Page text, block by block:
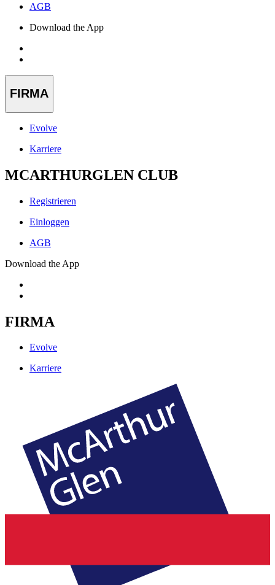
AGB
Download the App
FIRMA
Evolve
Karriere
MCARTHURGLEN CLUB
Registrieren
Einloggen
AGB
Download the App
FIRMA
Evolve
Karriere